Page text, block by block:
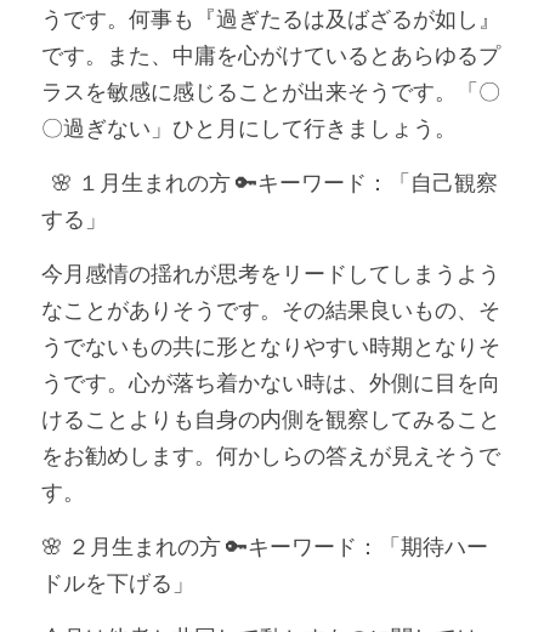
うです。何事も『過ぎたるは及ばざるが如し』
です。また、中庸を心がけているとあらゆるプ
ラスを敏感に感じることが出来そうです。「〇
〇過ぎない」ひと月にして行きましょう。
する」
今月感情の揺れが思考をリードしてしまうよう
なことがありそうです。その結果良いもの、そ
うでないもの共に形となりやすい時期となりそ
うです。心が落ち着かない時は、外側に目を向
けることよりも自身の内側を観察してみること
をお勧めします。何かしらの答えが見えそうで
す。
🌸 ２月生まれの方 🔑キーワード：「期待ハー
ドルを下げる」